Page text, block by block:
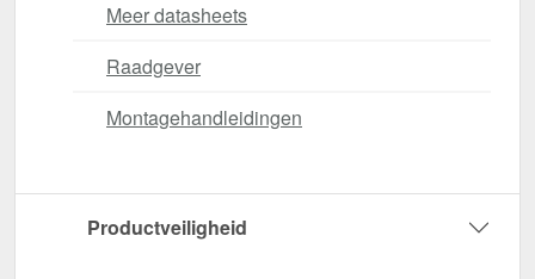
Meer datasheets
Raadgever
Montagehandleidingen
Productveiligheid